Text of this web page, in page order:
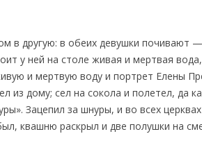
в другую: в обеих девушки почивают
у ней на столе живая и мертвая
и мертвую воду и портрет Елены
дому; сел на сокола и полетел, да
Зацепил за шнуры, и во всех
квашню раскрыл и две полушки на